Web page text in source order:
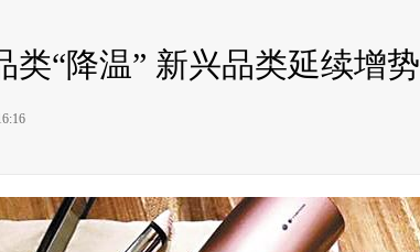
类“降温” 新兴品类延续增势